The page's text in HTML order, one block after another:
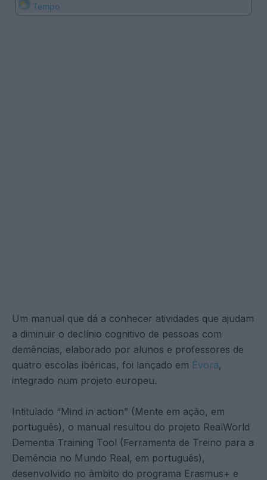
Tempo
Um manual que dá a conhecer atividades que ajudam
a diminuir o declínio cognitivo de pessoas com
demências, elaborado por alunos e professores de
quatro escolas ibéricas, foi lançado em Évora,
integrado num projeto europeu.
Intitulado “Mind in action” (Mente em ação, em
português), o manual resultou do projeto RealWorld
Dementia Training Tool (Ferramenta de Treino para a
Demência no Mundo Real, em português),
desenvolvido no âmbito do programa Erasmus+ e